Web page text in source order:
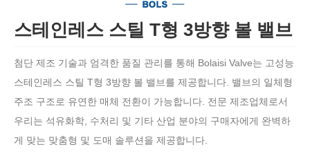
스테인레스 스틸 T형 3방향 볼 밸브
첨단 제조 기술과 엄격한 품질 관리를 통해 Bolaisi Valve는 고성능
스테인레스 스틸 T형 3방향 볼 밸브를 제공합니다. 밸브의 일체형
주조 구조로 유연한 매체 전환이 가능합니다. 전문 제조업체로서
우리는 석유화학, 수처리 및 기타 산업 분야의 구매자에게 완벽하
게 맞는 맞춤형 및 도매 솔루션을 제공합니다.